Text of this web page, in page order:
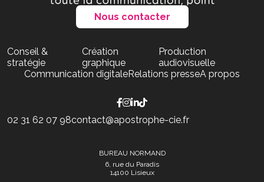
Nous contacter
Conseil &
stratégie
Création
graphique
Production
audiovisuelle
Communication digitaleRelations presseA propos
02 31 62 07 98contact@apostrophe-cie.fr
BUREAU NORMAND
6, rue du Paradis
14100 Lisieux